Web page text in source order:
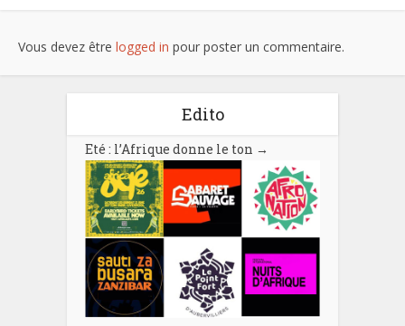
Vous devez être logged in pour poster un commentaire.
Edito
Eté : l’Afrique donne le ton →